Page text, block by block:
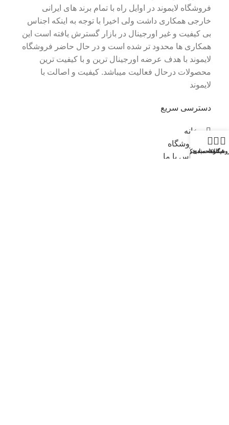
فروشگاه لایموند در اوایل راه با تمام برند های ایرانی
خارجی همکاری داشت ولی اخیرا با توجه به اینکه اجناس
بی کیفیت و غیر اورجینال در بازار گسترش یافته است این
همکاری ها محدود تر شده است و در حال حاضر فروشگاه
لایموند با هدف عرضه اورجینال ترین و با کیفیت ترین
محصولات درحال فعالیت میباشد. کیفیت و اصالت با
لایموند
دسترسی سریع
خانه
فروشگاه
تماس با ما
فیلترها
علاقه مندی
سبد خرید
حساب کاربری من